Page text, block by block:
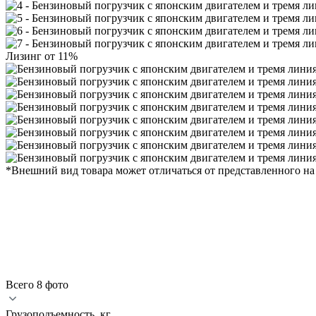
Лизинг от 11%
*Внешний вид товара может отличаться от представленного
Всего 8 фото